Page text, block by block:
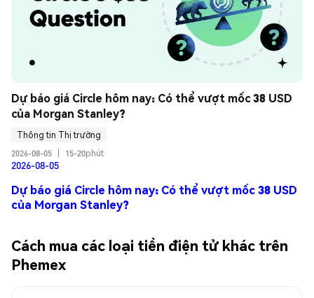
Dự báo giá Circle hôm nay: Có thể vượt mốc 38 USD
của Morgan Stanley?
Thông tin Thị trường
2026-08-05
15-20phút
2026-08-05
Dự báo giá Circle hôm nay: Có thể vượt mốc 38 USD
của Morgan Stanley?
Cách mua các loại tiền điện tử khác trên
Phemex